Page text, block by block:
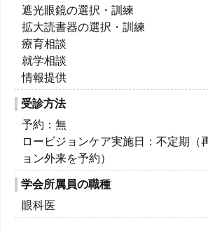
遮光眼鏡の選択・訓練
拡大読書器の選択・訓練
療育相談
就学相談
情報提供
受診方法
予約：無
ロービジョンケア実施日：不定期（
ョン外来を予約）
学会所属員の職種
眼科医